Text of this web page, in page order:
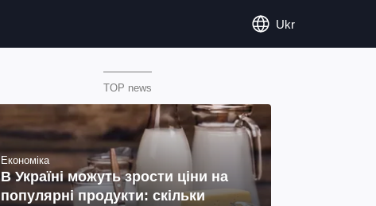
Ukr
TOP news
Економіка
В Україні можуть зрости ціни на
популярні продукти: скільки